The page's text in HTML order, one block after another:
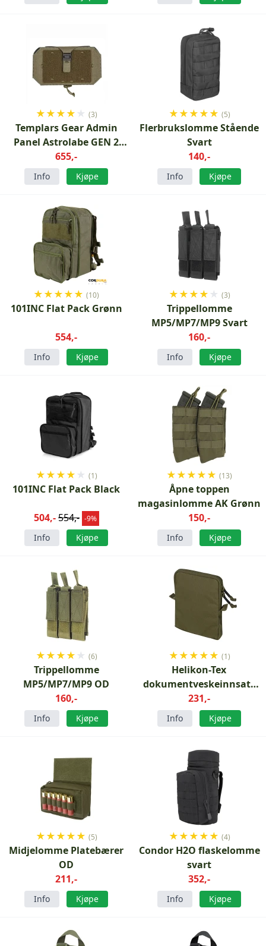
★★★★ ★ (3)
Templars Gear Admin
Panel Astrolabe GEN 2
Ranger Green
655,-
Info Kjøpe
★★★★★ (5)
Flerbrukslomme Stående
Svart
140,-
Info Kjøpe
★★★★★ (10)
101INC Flat Pack Grønn
554,-
Info Kjøpe
★★★★ ★ (3)
Trippellomme
MP5/MP7/MP9 Svart
160,-
Info Kjøpe
★★★★ ★ (1)
101INC Flat Pack Black
504,-554,- -9%
Info Kjøpe
★★★★★ (13)
Åpne toppen
magasinlomme AK Grønn
150,-
Info Kjøpe
★★★★ ★ (6)
Trippellomme
MP5/MP7/MP9 OD
160,-
Info Kjøpe
★★★★★ (1)
Helikon-Tex
dokumentveskeinnsats
Olivengrønn
231,-
Info Kjøpe
★★★★★ (5)
Midjelomme Platebærer
OD
211,-
Info Kjøpe
★★★★★ (4)
Condor H2O flaskelomme
svart
352,-
Info Kjøpe